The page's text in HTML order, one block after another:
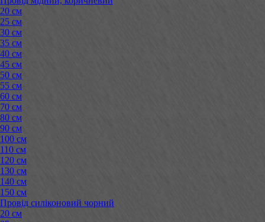
20 см
25 см
30 см
35 см
40 см
45 см
50 см
55 см
60 см
70 см
80 см
90 см
100 см
110 см
120 см
130 см
140 см
150 см
Провід силіконовий чорний
20 см